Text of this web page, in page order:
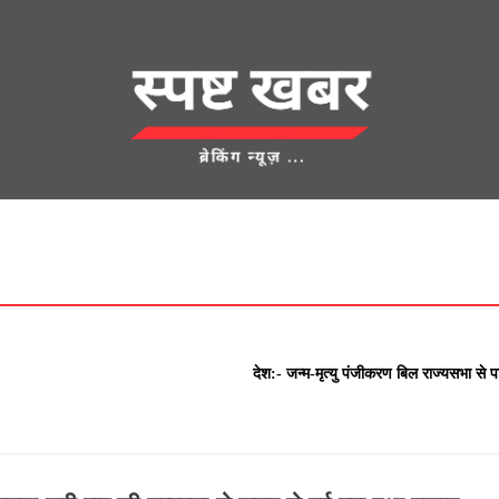
देश:- जन्म-मृत्यु पंजीकरण बिल राज्यसभा से पास,